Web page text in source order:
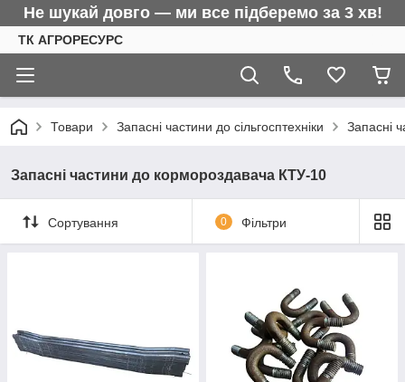
Не шукай довго — ми все підберемо за 3 хв!
ТК АГРОРЕСУРС
Товари Запасні частини до сільгосптехніки Запасні
Запасні частини до кормороздавача КТУ-10
Сортування 0 Фільтри